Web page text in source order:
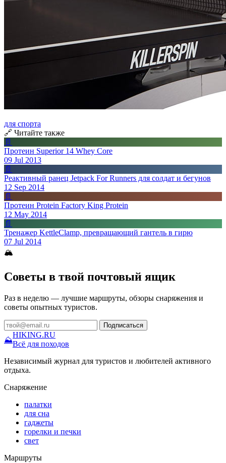
для спорта
🔗 Читайте также
📄
Протеин Superior 14 Whey Core
09 Jul 2013
📄
Реактивный ранец Jetpack For Runners для солдат и бегунов
12 Sep 2014
📄
Протеин Protein Factory King Protein
12 May 2014
📄
Тренажер KettleClamp, превращающий гантель в гирю
07 Jul 2014
🏔
Советы в твой почтовый ящик
Раз в неделю — лучшие маршруты, обзоры снаряжения и
советы опытных туристов.
Подписаться
⛰
HIKING.RU
Всё для походов
Независимый журнал для туристов и любителей активного
отдыха.
Снаряжение
палатки
для сна
гаджеты
горелки и печки
свет
Маршруты